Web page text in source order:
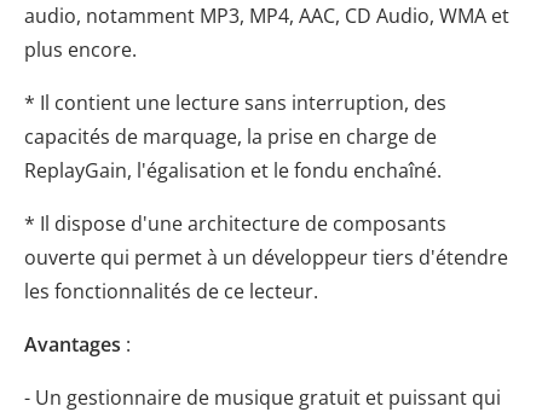
audio, notamment MP3, MP4, AAC, CD Audio, WMA et
plus encore.
* Il contient une lecture sans interruption, des
capacités de marquage, la prise en charge de
ReplayGain, l'égalisation et le fondu enchaîné.
* Il dispose d'une architecture de composants
ouverte qui permet à un développeur tiers d'étendre
les fonctionnalités de ce lecteur.
Avantages :
- Un gestionnaire de musique gratuit et puissant qui